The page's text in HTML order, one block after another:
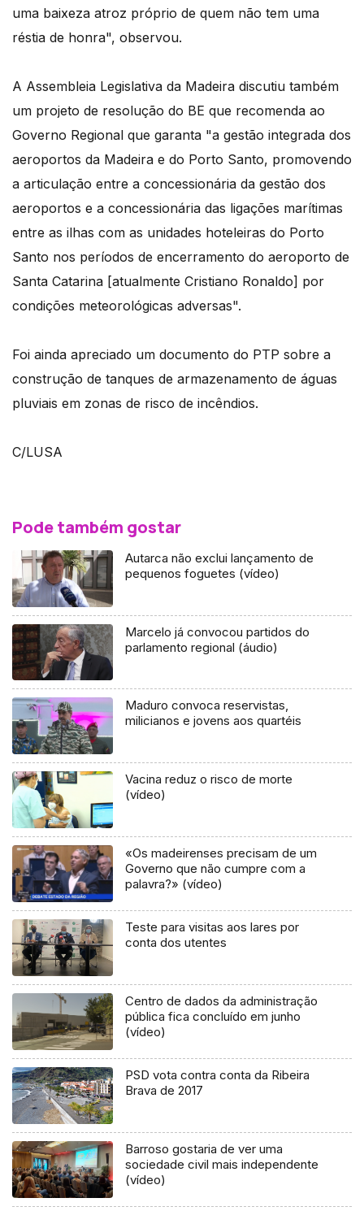
uma baixeza atroz próprio de quem não tem uma
réstia de honra", observou.
A Assembleia Legislativa da Madeira discutiu também
um projeto de resolução do BE que recomenda ao
Governo Regional que garanta "a gestão integrada dos
aeroportos da Madeira e do Porto Santo, promovendo
a articulação entre a concessionária da gestão dos
aeroportos e a concessionária das ligações marítimas
entre as ilhas com as unidades hoteleiras do Porto
Santo nos períodos de encerramento do aeroporto de
Santa Catarina [atualmente Cristiano Ronaldo] por
condições meteorológicas adversas".
Foi ainda apreciado um documento do PTP sobre a
construção de tanques de armazenamento de águas
pluviais em zonas de risco de incêndios.
C/LUSA
Pode também gostar
Autarca não exclui lançamento de
pequenos foguetes (vídeo)
Marcelo já convocou partidos do
parlamento regional (áudio)
Maduro convoca reservistas,
milicianos e jovens aos quartéis
Vacina reduz o risco de morte
(vídeo)
«Os madeirenses precisam de um
Governo que não cumpre com a
palavra?» (vídeo)
Teste para visitas aos lares por
conta dos utentes
Centro de dados da administração
pública fica concluído em junho
(vídeo)
PSD vota contra conta da Ribeira
Brava de 2017
Barroso gostaria de ver uma
sociedade civil mais independente
(vídeo)